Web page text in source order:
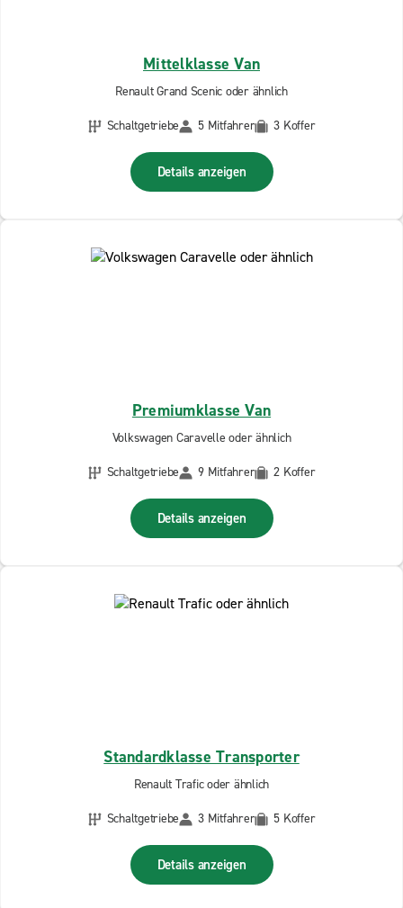
Mittelklasse Van
Renault Grand Scenic oder ähnlich
Schaltgetriebe
5 Mitfahrer 3 Koffer
Details anzeigen
Premiumklasse Van
Volkswagen Caravelle oder ähnlich
Schaltgetriebe
9 Mitfahrer 2 Koffer
Details anzeigen
Standardklasse Transporter
Renault Trafic oder ähnlich
Schaltgetriebe
3 Mitfahrer 5 Koffer
Details anzeigen